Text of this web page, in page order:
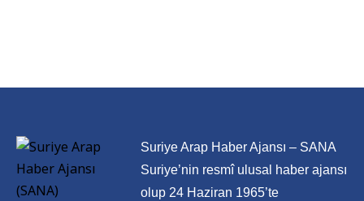
Suriye Arap Haber Ajansı – SANA
Suriye’nin resmî ulusal haber ajansı
olup 24 Haziran 1965’te